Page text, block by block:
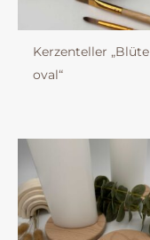
Kerzenteller „Blüte
oval“